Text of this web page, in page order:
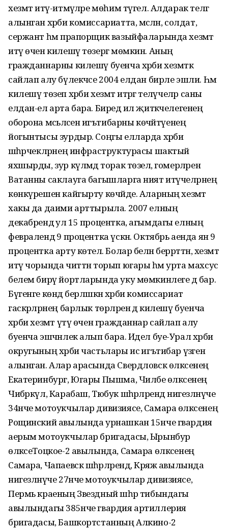
хезмәт итү-итмәүләре мөһим түгел. Алдарак телгә
алынган хәрби комиссариатта, мәсәлән, солдат,
сержант һәм прапорщик вазыйфаларында хезмәт
итү өчен килешү төзергә мөмкин. Аның
гражданнарны килешү буенча хәрби хезмәткә
сайлап алу бүлекчәсе 2004 елдан бирле эшли. Һәм
килешү төзеп хәрби хезмәт итәргә теләүчеләр саны
елдан-ел арта бара. Биредә ил җитәкчелегенең
оборона мәсьәләсенә игътибарны көчәйтүенең
йогынтысы зурдыр. Соңгы елларда хәрби
шәһәрчекләрнең инфраструктурасы шактый
яхшырды, зур күләмдә торак төзелә, гомерләрен
Ватанны саклауга багышларга ният итүчеләрнең
көнкүрешен кайгырту көчәйде. Аларның хезмәт
хакы да даими арттырыла. 2007 елның
декабрендә ул 15 процентка, агымдагы елның
февралендә 9 процентка үскән. Октябрь аенда янә 9
процентка арту көтелә. Болар белән беррәттән, хезмәт
итү чорында читтән торып югары һәм урта махсус
белем бирү йортларында уку мөмкинлеге дә бар.
Бүгенге көндә берләшкән хәрби комиссариат
гаскәрләрнең барлык төрләренә дә килешү буенча
хәрби хезмәт үтү өчен гражданнар сайлап алу
буенча эшчәнлек алып бара. Идел буе-Урал хәрби
округының хәрби частьлары исә игътибар үзәгенә
алынган. Алар арасында Свердловск өлкәсенең
Екатеринбург, Югары Пышма, Чиләбе өлкәсенең
Чибәркүл, Карабаш, Тюбук шәһәрләрендә нигезләнүче
34нче мотоукчылар дивизиясе, Самара өлкәсенең
Рощинский авылында урнашкан 15нче гвардия
аерым мотоукчылар бригадасы, Ырынбур
өлкәсеТоцкое-2 авылында, Самара өлкәсенең
Самара, Чапаевск шәһәрләрендә, Кряж авылында
нигезләнүче 27нче мотоукчылар дивизиясе,
Пермь краеның Звездный шәһәр тибындагы
авылындагы 385нче гвардия артиллерия
бригадасы, Башкортстанның Алкино-2